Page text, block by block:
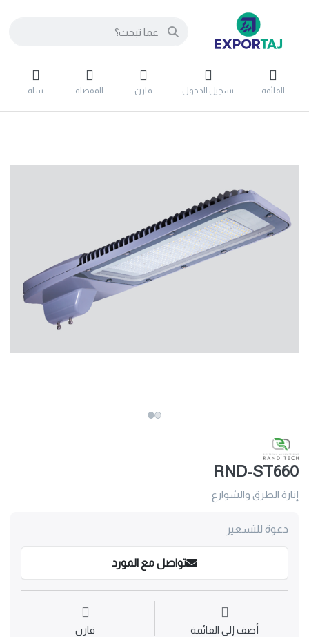
القائمه تسجيل الدخول قارن المفضلة سلة
RND-ST660
إنارة الطرق والشوارع
دعوة للتسعير
تواصل مع المورد
أضف إلى القائمة قارن